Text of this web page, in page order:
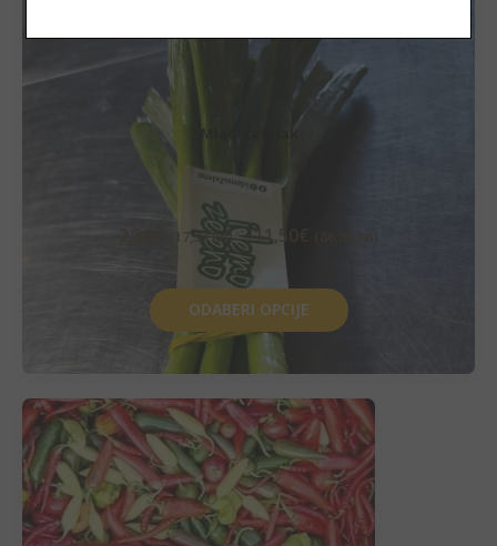
Mladi češnjak
(17,33 kn) –11,50 (86,65 kn)
ODABERI OPCIJE